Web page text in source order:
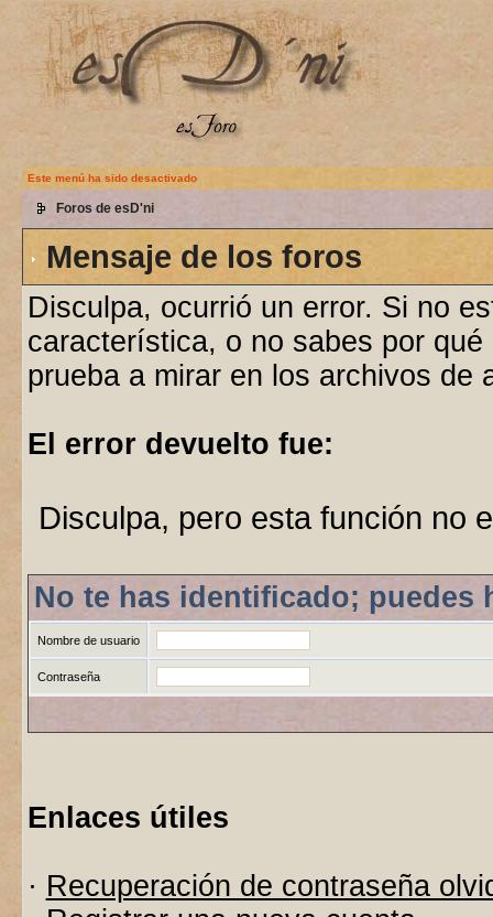
Este menú ha sido desactivado
Foros de esD'ni
Mensaje de los foros
Disculpa, ocurrió un error. Si no
característica, o no sabes por
prueba a mirar en los archivos de
El error devuelto fue:
Disculpa, pero esta función no
No te has identificado; puedes
Nombre de usuario
Contraseña
Enlaces útiles
· Recuperación de contraseña